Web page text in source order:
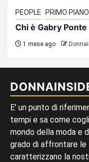
PEOPLE PRIMO PIANO
Chi è Gabry Ponte
1 mese ago
E' un punto di
tempi e sa come
mondo della moda e
grado di affrontare
caratterizzano la